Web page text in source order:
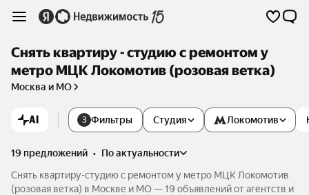
Снять квартиру - студию с ремонтом у
метро МЦК Локомотив (розовая ветка)
Москва и МО
AI 3 Фильтры Студия Локомотив
19 предложений •
по актуальности
Снять квартиру-студию с ремонтом у метро МЦК Локомотив
(розовая ветка) в Москве и МО — 19 объявлений от агентств и